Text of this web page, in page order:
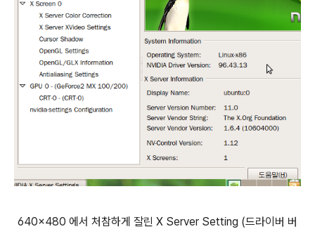
640x480 에서 처참하게 잘린 X Server Setting (드라이버 버